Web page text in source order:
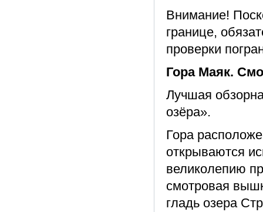
Внимание!
границе,
проверки
Гора Маяк.
Лучшая
озёра».
Гора
открываются
великолепию
смотровая
гладь озера